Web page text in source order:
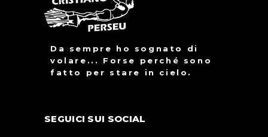
Da sempre ho sognato di
volare... Forse perché sono
fatto per stare in cielo.
SEGUICI SUI SOCIAL